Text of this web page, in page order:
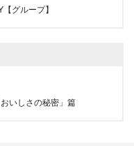
グループ】
いしさの秘密」篇